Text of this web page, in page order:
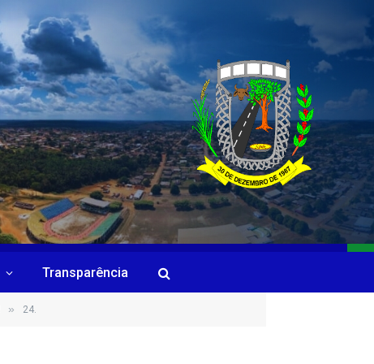
Transparência
» 24.